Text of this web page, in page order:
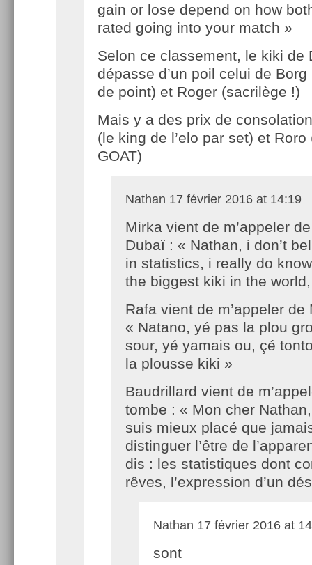
gain or lose depend on how
rated going into your match »
Selon ce classement, le kiki de
dépasse d’un poil celui de
de point) et Roger (sacrilège !)
Mais y a des prix de
(le king de l’elo par set) et Roro
GOAT)
Nathan 17 février 2016 at 14:19
Mirka vient de m’appeler de
Dubaï : « Nathan, i don’t
in statistics, i really do
the biggest kiki in the
Rafa vient de m’appeler de
« Natano, yé pas la plou
sour, yé yamais ou, çé
la plousse kiki »
Baudrillard vient de
tombe : « Mon cher
suis mieux placé que
distinguer l’être de
dis : les statistiques dont
rêves, l’expression d’un
Nathan 17 février 2016 at
sont